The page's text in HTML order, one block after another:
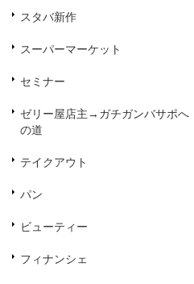
スタバ新作
スーパーマーケット
セミナー
ゼリー屋店主→ガチガンバサポへ
の道
テイクアウト
パン
ビューティー
フィナンシェ